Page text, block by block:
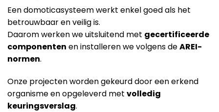
Een domoticasysteem werkt enkel goed als het
betrouwbaar en veilig is.
Daarom werken we uitsluitend met gecertificeerde
componenten en installeren we volgens deAREI-
normen.
Onze projecten worden gekeurd door een erkend
organisme en opgeleverd met volledig
keuringsverslag.